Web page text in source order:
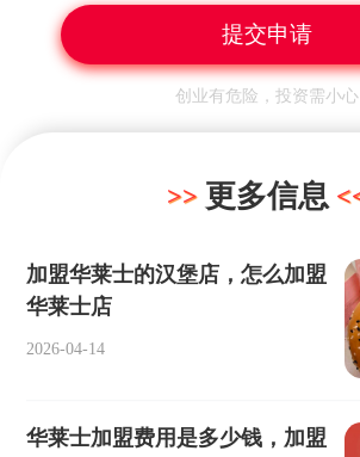
创业有危险，投资需小心
更多信息
加盟华莱士的汉堡店，怎么加盟
华莱士店
2026-04-14
华莱士加盟费用是多少钱，加盟